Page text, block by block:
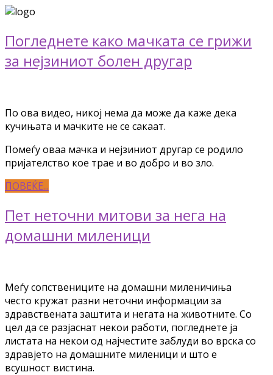
Погледнете како мачката се грижи
за нејзиниот болен другар
По ова видео, никој нема да може да каже дека
кучињата и мачките не се сакаат.
Помеѓу оваа мачка и нејзиниот другар се родило
пријателство кое трае и во добро и во зло.
ПОВЕЌЕ...
Пет неточни митови за нега на
домашни миленици
Меѓу сопствениците на домашни миленичиња
често кружат разни неточни информации за
здравствената заштита и негата на животните. Со
цел да се разјаснат некои работи, погледнете ја
листата на некои од најчестите заблуди во врска со
здравјето на домашните миленици и што е
всушност вистина.